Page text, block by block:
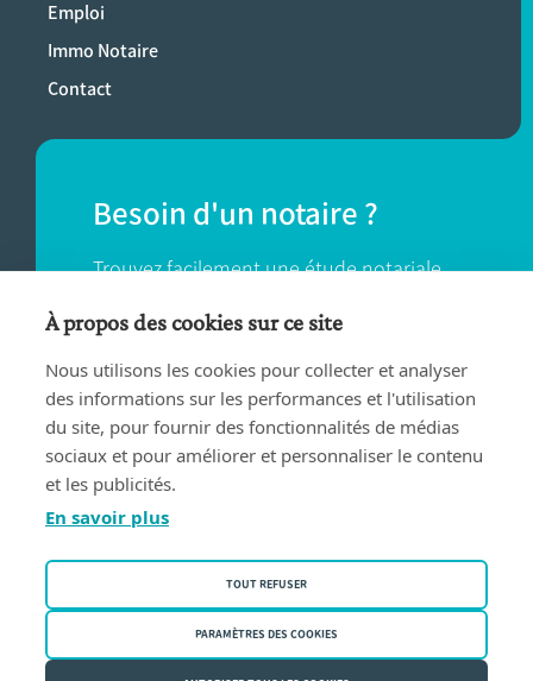
Emploi
Immo Notaire
Contact
Besoin d'un notaire ?
Trouvez facilement une étude notariale
près de chez vous.
TROUVER UN NOTAIRE
Conditions d'utilisation
Politique des cookies
Fednot asbl | Rue de la Montage 30/34 - 1000 Bruxelles | BE
À propos des cookies sur ce site
Nous utilisons les cookies pour collecter et analyser
des informations sur les performances et l'utilisation
du site, pour fournir des fonctionnalités de médias
sociaux et pour améliorer et personnaliser le contenu
et les publicités.
En savoir plus
TOUT REFUSER
PARAMÈTRES DES COOKIES